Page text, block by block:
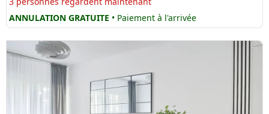
ANNULATION GRATUITE • Paiement à l'arrivée